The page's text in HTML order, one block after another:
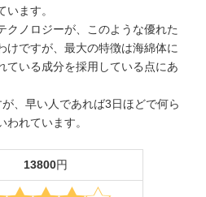
ます。
クノロジーが、このような優れた
けですが、最大の特徴は海綿体に
ている成分を採用している点にあ
、早い人であれば3日ほどで何ら
れています。
13800円